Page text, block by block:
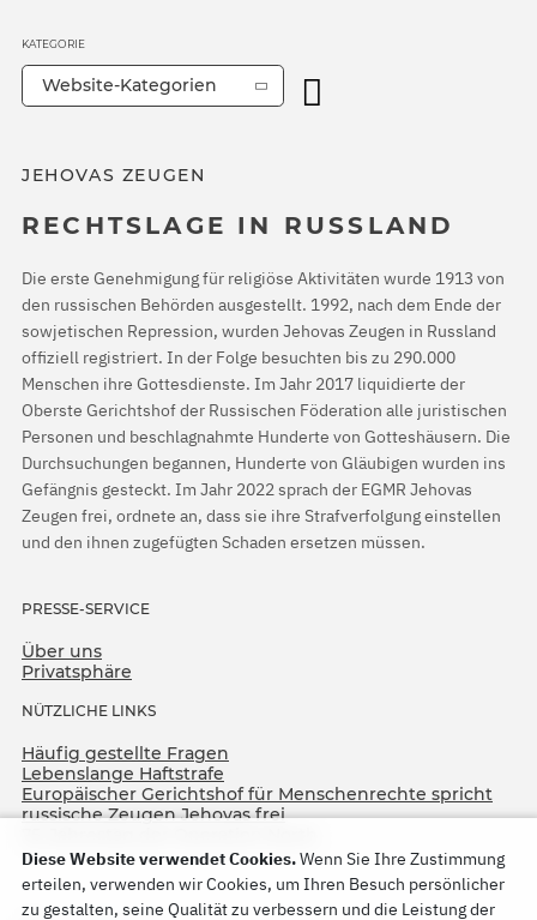
JEHOVAS ZEUGEN
RECHTSLAGE IN RUSSLAND
Die erste Genehmigung für religiöse Aktivitäten wurde 1913 von
den russischen Behörden ausgestellt. 1992, nach dem Ende der
sowjetischen Repression, wurden Jehovas Zeugen in Russland
offiziell registriert. In der Folge besuchten bis zu 290.000
Menschen ihre Gottesdienste. Im Jahr 2017 liquidierte der
Oberste Gerichtshof der Russischen Föderation alle juristischen
Personen und beschlagnahmte Hunderte von Gotteshäusern. Die
Durchsuchungen begannen, Hunderte von Gläubigen wurden ins
Gefängnis gesteckt. Im Jahr 2022 sprach der EGMR Jehovas
Zeugen frei, ordnete an, dass sie ihre Strafverfolgung einstellen
und den ihnen zugefügten Schaden ersetzen müssen.
PRESSE-SERVICE
Über uns
Privatsphäre
NÜTZLICHE LINKS
Häufig gestellte Fragen
Lebenslange Haftstrafe
Europäischer Gerichtshof für Menschenrechte spricht
russische Zeugen Jehovas frei
KATEGORIE
Website-Kategorien
Diese Website verwendet Cookies.Wenn Sie Ihre Zustimmung
erteilen, verwenden wir Cookies, um Ihren Besuch persönlicher
zu gestalten, seine Qualität zu verbessern und die Leistung der